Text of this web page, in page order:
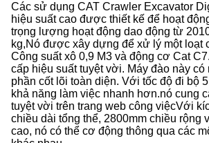
Các sử dụng CAT Crawler Excavator
hiệu suất cao được thiết kế để hoạt
trọng lượng hoạt động dao động từ
kg,Nó được xây dựng để xử lý một loạt
Công suất xô 0,9 M3 và động cơ Cat
cấp hiệu suất tuyệt vời. Máy đào này có
phần cốt lõi toàn diện. Với tốc độ đi bộ
khả năng làm việc nhanh hơn.nó cung
tuyệt vời trên trang web công việcVới
chiều dài tổng thể, 2800mm chiều rộng
cao, nó có thể cơ động thông qua các